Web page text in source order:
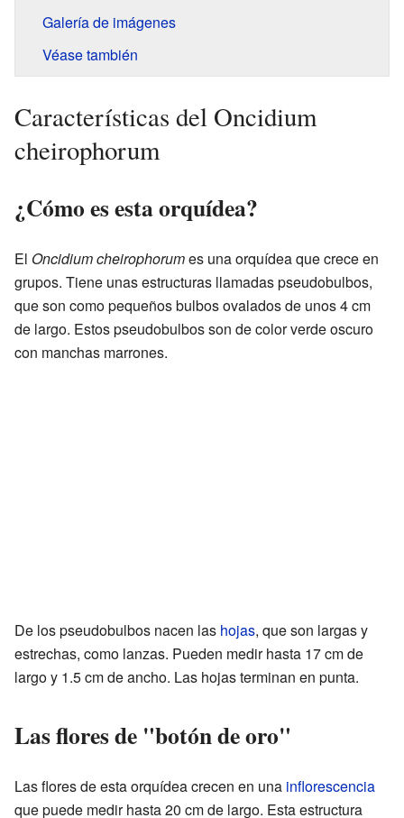
Galería de imágenes
Véase también
Características del Oncidium
cheirophorum
¿Cómo es esta orquídea?
El Oncidium cheirophorumes una orquídea que crece en
grupos. Tiene unas estructuras llamadas pseudobulbos,
que son como pequeños bulbos ovalados de unos 4 cm
de largo. Estos pseudobulbos son de color verde oscuro
con manchas marrones.
De los pseudobulbos nacen las hojas, que son largas y
estrechas, como lanzas. Pueden medir hasta 17 cm de
largo y 1.5 cm de ancho. Las hojas terminan en punta.
Las flores de "botón de oro"
Las flores de esta orquídea crecen en una inflorescencia
que puede medir hasta 20 cm de largo. Esta estructura